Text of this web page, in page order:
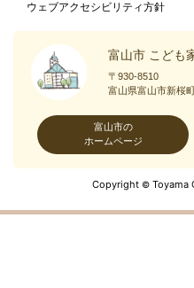
ウェブアクセシビリティ方針
富山市 こども
〒930-8510
富山県富山市新桜
富山市の
ホームページ
Copyright © Toyama